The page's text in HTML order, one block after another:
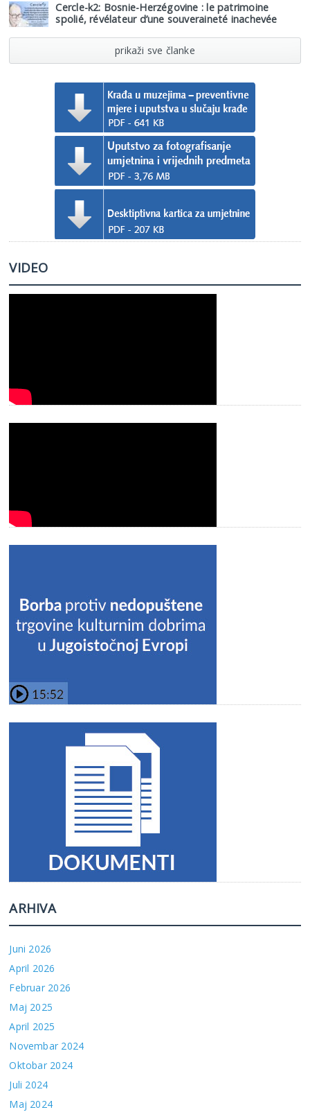
Cercle-k2: Bosnie-Herzégovine : le patrimoine
spolié, révélateur d’une souveraineté inachevée
prikaži sve članke
VIDEO
ARHIVA
Juni 2026
April 2026
Februar 2026
Maj 2025
April 2025
Novembar 2024
Oktobar 2024
Juli 2024
Maj 2024